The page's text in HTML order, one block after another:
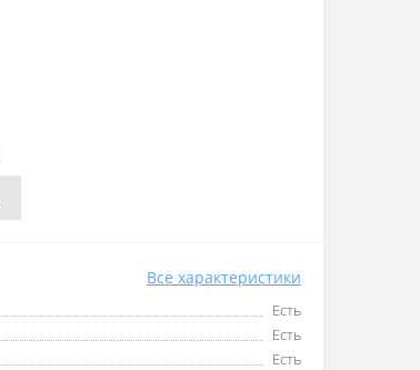
Все характеристики
Есть
Есть
Есть